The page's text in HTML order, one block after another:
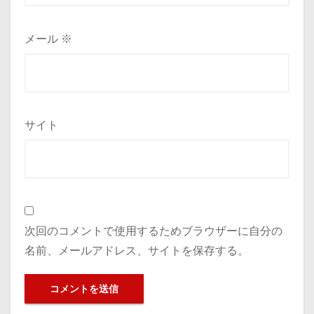
メール ※
サイト
次回のコメントで使用するためブラウザーに自分の
名前、メールアドレス、サイトを保存する。